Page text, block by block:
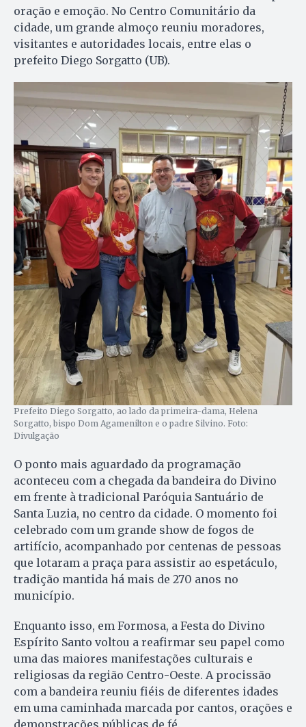
oração e emoção. No Centro Comunitário da
cidade, um grande almoço reuniu moradores,
visitantes e autoridades locais, entre elas o
prefeito Diego Sorgatto (UB).
Prefeito Diego Sorgatto, ao lado da primeira-dama, Helena
Sorgatto, bispo Dom Agamenilton e o padre Silvino. Foto:
Divulgação
O ponto mais aguardado da programação
aconteceu com a chegada da bandeira do Divino
em frente à tradicional Paróquia Santuário de
Santa Luzia, no centro da cidade. O momento foi
celebrado com um grande show de fogos de
artifício, acompanhado por centenas de pessoas
que lotaram a praça para assistir ao espetáculo,
tradição mantida há mais de 270 anos no
município.
Enquanto isso, em Formosa, a Festa do Divino
Espírito Santo voltou a reafirmar seu papel como
uma das maiores manifestações culturais e
religiosas da região Centro-Oeste. A procissão
com a bandeira reuniu fiéis de diferentes idades
em uma caminhada marcada por cantos, orações e
demonstrações públicas de fé.